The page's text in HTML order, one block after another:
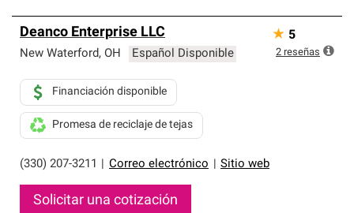
Deanco Enterprise LLC
New Waterford, OH Español Disponible
(330) 207-3211 Correo electrónico Sitio web
Financiación disponible
Promesa de reciclaje de tejas
Solicitar una cotización
★ 5
2 reseñas